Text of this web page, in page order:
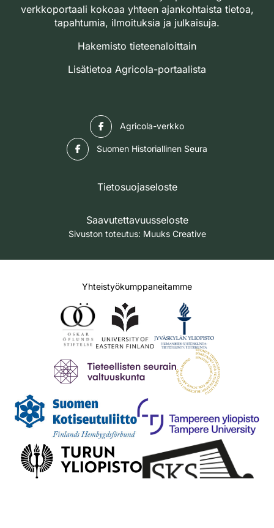
verkkoportaali kokoaa yhteen ajankohtaista tietoa,
tapahtumia, ilmoituksia ja julkaisuja.
Hakemisto tieteenaloittain
Lisätietoa Agricola-portaalista
Agricola-verkko
Suomen Historiallinen Seura
Tietosuojaseloste
Saavutettavuusseloste
Sivuston toteutus: Muuks Creative
Yhteistyökumppaneitamme